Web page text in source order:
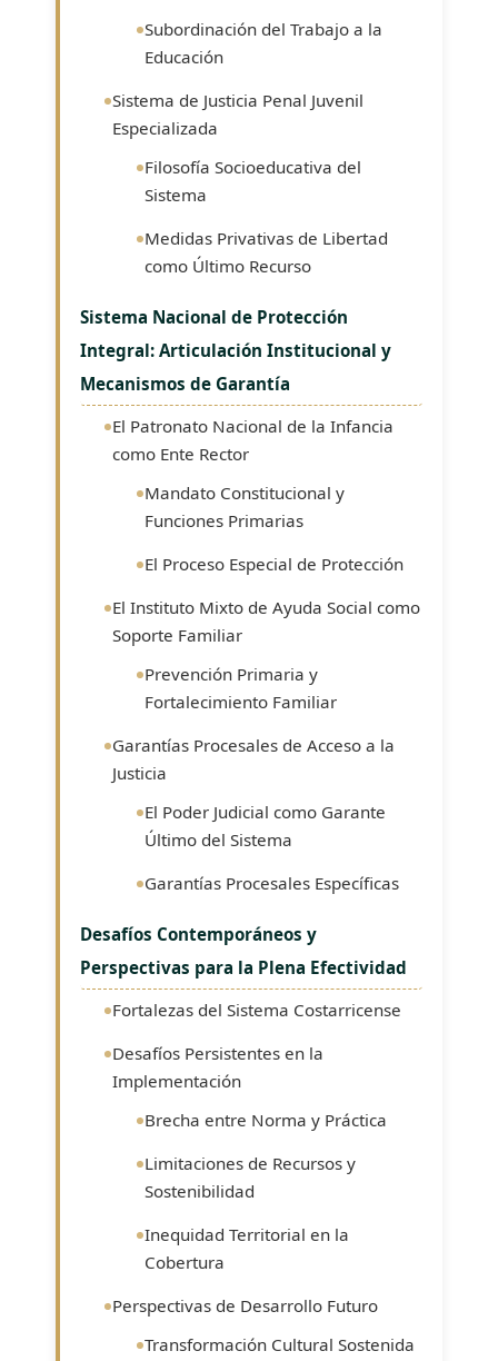
Subordinación del Trabajo a la
Educación
Sistema de Justicia Penal Juvenil
Especializada
Filosofía Socioeducativa del
Sistema
Medidas Privativas de Libertad
como Último Recurso
Sistema Nacional de Protección
Integral: Articulación Institucional y
Mecanismos de Garantía
El Patronato Nacional de la Infancia
como Ente Rector
Mandato Constitucional y
Funciones Primarias
El Proceso Especial de Protección
El Instituto Mixto de Ayuda Social como
Soporte Familiar
Prevención Primaria y
Fortalecimiento Familiar
Garantías Procesales de Acceso a la
Justicia
El Poder Judicial como Garante
Último del Sistema
Garantías Procesales Específicas
Desafíos Contemporáneos y
Perspectivas para la Plena Efectividad
Fortalezas del Sistema Costarricense
Desafíos Persistentes en la
Implementación
Brecha entre Norma y Práctica
Limitaciones de Recursos y
Sostenibilidad
Inequidad Territorial en la
Cobertura
Perspectivas de Desarrollo Futuro
Transformación Cultural Sostenida